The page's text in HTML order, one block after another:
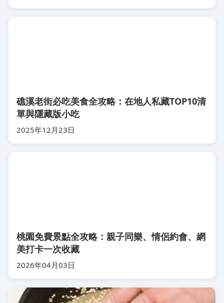
礁溪老街必吃美食全攻略：在地人私藏TOP10清
單與隱藏版小吃
2025年12月23日
桃園免費景點全攻略：親子同樂、情侶約會、網
美打卡一次收藏
2026年04月03日